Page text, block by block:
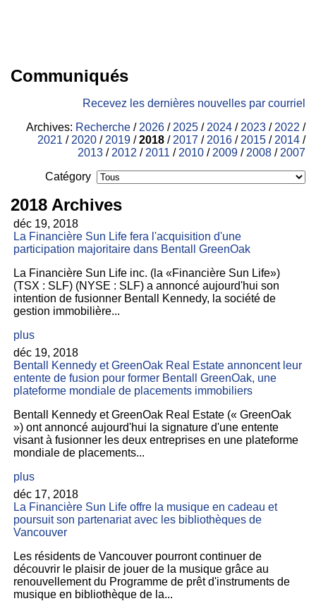
Communiqués
Recevez les dernières nouvelles par courriel
Archives: Recherche / 2026 / 2025 / 2024 / 2023 / 2022 /
2021 / 2020 / 2019 /2018 / 2017 / 2016 / 2015 / 2014 /
2013 / 2012 / 2011 / 2010 / 2009 / 2008 / 2007
Catégory
2018 Archives
déc 19, 2018
La Financière Sun Life fera l'acquisition d'une
participation majoritaire dans Bentall GreenOak
La Financière Sun Life inc. (la «Financière Sun Life»)
(TSX : SLF) (NYSE : SLF) a annoncé aujourd'hui son
intention de fusionner Bentall Kennedy, la société de
gestion immobilière...
plus
déc 19, 2018
Bentall Kennedy et GreenOak Real Estate annoncent leur
entente de fusion pour former Bentall GreenOak, une
plateforme mondiale de placements immobiliers
Bentall Kennedy et GreenOak Real Estate (« GreenOak
») ont annoncé aujourd'hui la signature d'une entente
visant à fusionner les deux entreprises en une plateforme
mondiale de placements...
plus
déc 17, 2018
La Financière Sun Life offre la musique en cadeau et
poursuit son partenariat avec les bibliothèques de
Vancouver
Les résidents de Vancouver pourront continuer de
découvrir le plaisir de jouer de la musique grâce au
renouvellement du Programme de prêt d'instruments de
musique en bibliothèque de la...